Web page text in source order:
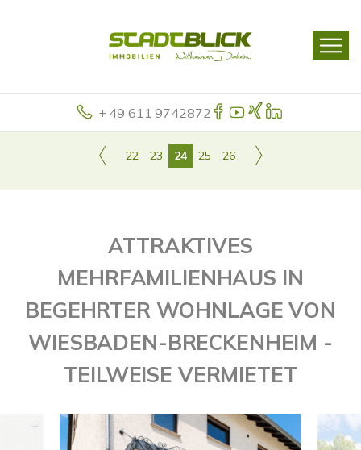
+ 49 611 9742872
22 23 24 25 26
ATTRAKTIVES
MEHRFAMILIENHAUS IN
BEGEHRTER WOHNLAGE VON
WIESBADEN-BRECKENHEIM -
TEILWEISE VERMIETET